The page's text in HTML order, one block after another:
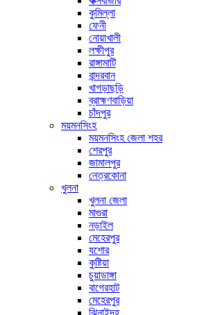
কুমিল্লা
ফেনী
নোয়াখালী
লক্ষীপুর
রাঙ্গামাটি
বান্দরবান
খাগড়াছড়ি
ব্রাহ্মণবাড়িয়া
চাঁদপুর
ময়মনসিংহ
ময়মনসিংহ জেলা শহর
শেরপুর
জামালপুর
নেত্রকোনা
খুলনা
খুলনা জেলা
মাগুরা
নড়াইল
মেহেরপুর
যশোর
কুষ্টিয়া
চুয়াডাঙ্গা
বাগেরহাট
মেহেরপুর
ঝিনাইদহ